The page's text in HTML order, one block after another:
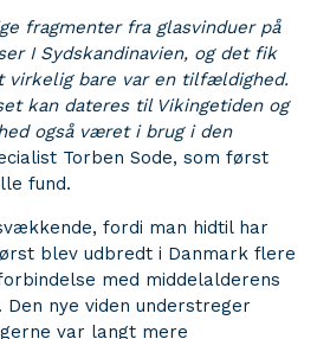
fragmenter fra glasvinduer på
I Sydskandinavien, og det fik
bare var en tilfældighed.
kan dateres til Vikingetiden og
også været i brug i den
Torben Sode, som først
fund.
fordi man hidtil har
blev udbredt i Danmark flere
med middelalderens
nye viden understreger
var langt mere